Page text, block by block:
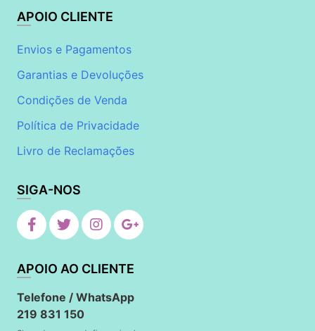
APOIO CLIENTE
Envios e Pagamentos
Garantias e Devoluções
Condições de Venda
Política de Privacidade
Livro de Reclamações
SIGA-NOS
APOIO AO CLIENTE
Telefone / WhatsApp
219 831 150